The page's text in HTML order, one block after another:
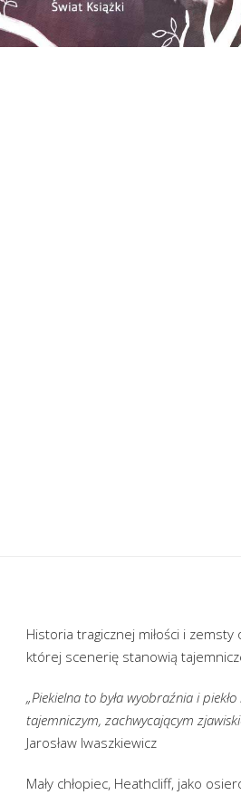
Historia tragicznej miłości i
której scenerię stanowią
„Piekielna to była wyobraźnia i
tajemniczym, zachwycającym
Jarosław Iwaszkiewicz
Mały chłopiec, Heathcliff, jako